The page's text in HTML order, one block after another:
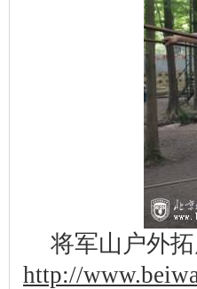
将军山户外
http://